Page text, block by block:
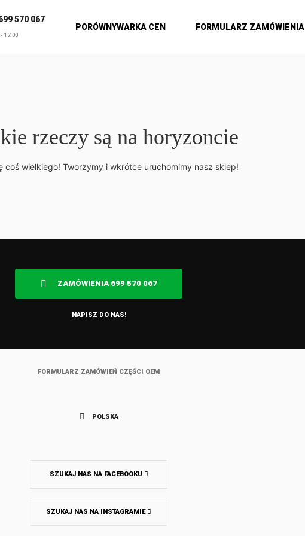
570 067
17.00
PORÓWNYWARKA CEN FORMULARZ ZAMÓWIENIA
rzeczy są na horyzoncie
coś wielkiego! Tworzymy i wkrótce uruchomimy nasz sklep!
ZAMÓWIENIA 699 570 067
NAPISZ DO NAS!
FORMULARZ ZAMÓWIEŃ CZĘŚCI OEM
POLSKA
SZUKAJ NAS NA FACEBOOKU
SZUKAJ NAS NA INSTAGRAMIE